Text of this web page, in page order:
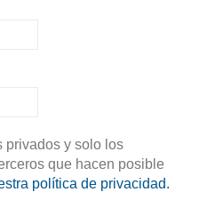
privados y solo los
que hacen posible
política de privacidad.